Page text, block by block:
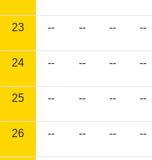
23 -- -- -- --
24 -- -- -- --
25 -- -- -- --
26 -- -- -- --